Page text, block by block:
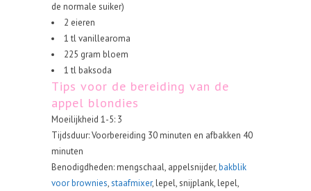
de normale suiker)
2 eieren
1 tl vanillearoma
225 gram bloem
1 tl baksoda
Tips voor de bereiding van de
appel blondies
Moeilijkheid 1-5: 3
Tijdsduur: Voorbereiding 30 minuten en afbakken 40
minuten
Benodigdheden: mengschaal, appelsnijder,bakblik
voor brownies,staafmixer, lepel, snijplank, lepel,